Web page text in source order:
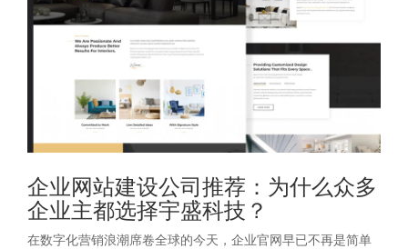
企业网站建设公司推荐：为什么众多
企业主都选择宇盛科技？
在数字化营销浪潮席卷全球的今天，企业官网早已不再是简单